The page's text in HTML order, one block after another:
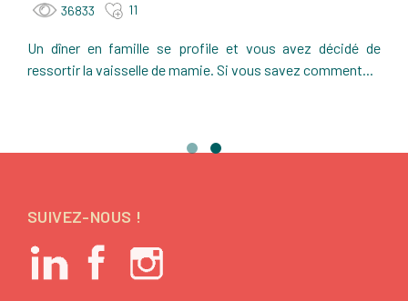
36833 11
Un dîner en famille se profile et vous avez décidé de
ressortir la vaisselle de mamie. Si vous savez comment...
SUIVEZ-NOUS !